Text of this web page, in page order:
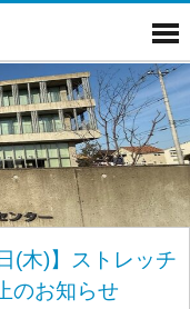
(木)】ストレッチ
のお知らせ